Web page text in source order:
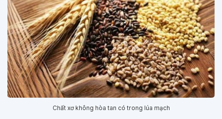
Chất xơ không hòa tan có trong lúa mạch